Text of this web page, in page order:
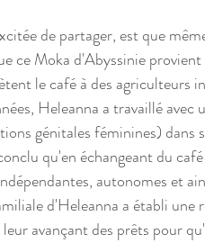
de partager, est que
ce Moka d'Abyssinie
le café à des agriculteurs
Heleanna a travaillé avec
génitales féminines) dans
qu'en échangeant du
autonomes et
d'Heleanna a établi une
avançant des prêts pour